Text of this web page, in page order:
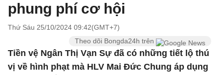
phung phí cơ hội
Thứ Sáu 25/10/2024 09:42(GMT+7)
Theo dõi Bongda24h trên
Tiền vệ Ngân Thị Vạn Sự đã có những tiết lộ thú
vị về hình phạt mà HLV Mai Đức Chung áp dụng